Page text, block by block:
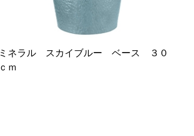
ミネラル スカイブルー ベース ３０
ｃｍ